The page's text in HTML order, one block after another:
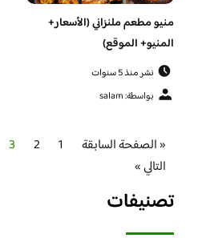
منيو مطعم ملنزاني (الأسعار+
المنيو+ الموقع)
نشر منذ 5 سنوات
بواسطة: salam
« الصفحة السابقة 1
2
3
التالي »
تصنيفات